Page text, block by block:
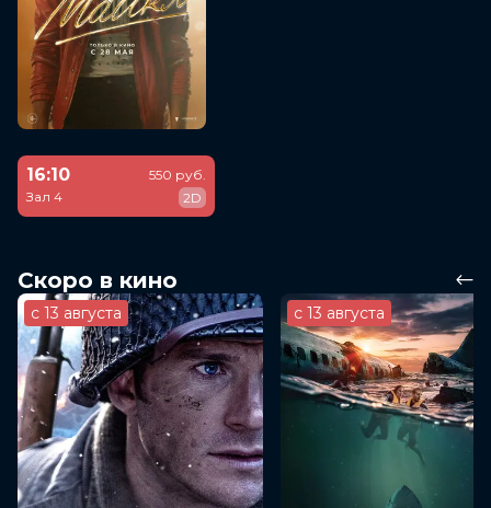
16:10
Зал 4
550 руб.
2D
Скоро в кино
с 13 августа с 13 августа